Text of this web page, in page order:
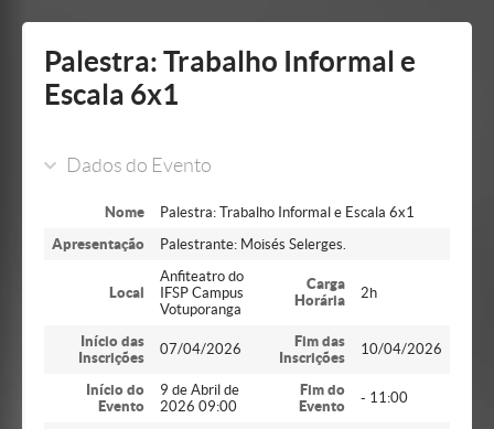
barra
Palestra: Trabalho Informal e
Escala 6x1
Dados do Evento
Nome
Palestra: Trabalho Informal e Escala 6x1
Apresentação
Palestrante: Moisés Selerges.
Local
Anfiteatro do
IFSP Campus
Votuporanga
Carga
Horária
2h
Início das
Inscrições
07/04/2026
Fim das
Inscrições
10/04/2026
Início do
Evento
9 de Abril de
2026 09:00
Fim do
Evento
- 11:00